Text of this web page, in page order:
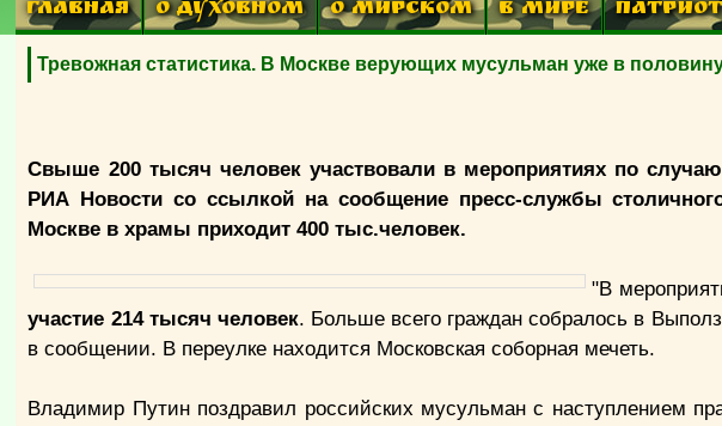
ГЛАВНАЯ О ДУХОВНОМ О МИРСКОМ В МИРЕ
Тревожная статистика. В Москве верующих мусульман уже в
Свыше 200 тысяч человек участвовали в мероприятиях по
РИА Новости со ссылкой на сообщение пресс-службы
Москве в храмы приходит 400 тыс.человек.
"В
участие 214 тысяч человек. Больше всего граждан собралось в
в сообщении. В переулке находится Московская соборная мечеть.
Владимир Путин поздравил российских мусульман с наступлением